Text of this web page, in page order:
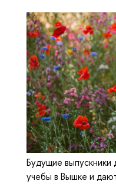
Будущие выпускники
учебы в Вышке и